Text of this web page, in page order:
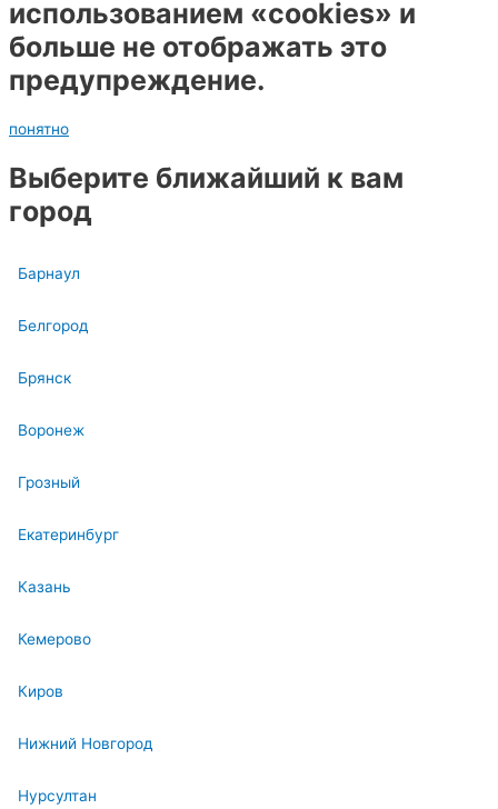
использованием «cookies» и
больше не отображать это
предупреждение.
понятно
Выберите ближайший к вам
город
Барнаул
Белгород
Брянск
Воронеж
Грозный
Екатеринбург
Казань
Кемерово
Киров
Нижний Новгород
Нурсултан